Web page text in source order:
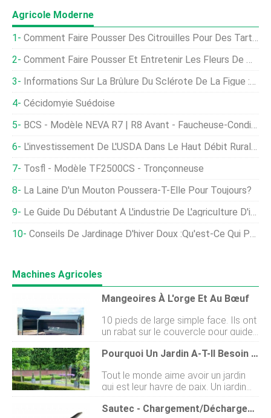
Agricole Moderne
Comment Faire Pousser Des Citrouilles Pour Des Tartes Parfaites
Comment Faire Pousser Et Entretenir Les Fleurs De Muflier D'été
Informations Sur La Brûlure Du Sclérote De La Figue :traiter Une Figue Avec La Brûlure Du Sud
Cécidomyie Suédoise
BCS - Modèle NEVA R7 | R8 Avant - Faucheuse-Conditionneuse Frontale, Conditionneur À Rouleaux Chevron
L'investissement De L'USDA Dans Le Haut Débit Rural Dépasse Les 200 Millions De Dollars En 2018
Tosfl - Modèle TF2500CS - Tronçonneuse
La Laine D'un Mouton Poussera-T-Elle Pour Toujours?
Le Guide Du Débutant À L'industrie De L'agriculture D'intérieur
Conseils De Jardinage D'hiver Doux :qu'est-Ce Qui Poussera Dans Un Jardin D'hiver Chaud
Machines Agricoles
Mangeoires À L'orge Et Au Bœuf
10 pieds de large simple face. Ils ont
un rabat sur le couvercle pour guider
les aliments dans la trémie afin quil
ny ait pas de déversement lors de
large. Glissières réglables pour
réguler le débit dalimentation dans
lauge. Capacité de 1 tonne. Portes
coulissantes disponibles. Également
Pourquoi Un Jardin A-T-Il Besoin De Mobilier De Jardin Extérieur ?
Tout le monde aime avoir un jardin
qui est leur havre de paix. Un jardin
est un havre de paix situé juste à
lextérieur de la maison. Et, permet Sautec - Chargement/Déchargement Convoyeur Sauterelle